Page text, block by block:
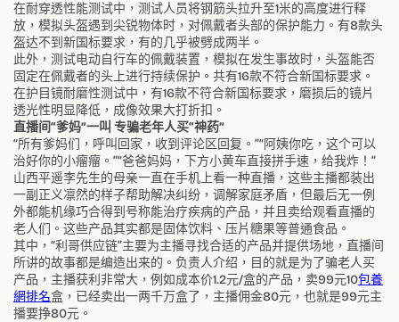
在耐穿透性能测试中，测试人员将钢筋头拉升至1米的高度进行释
放，模拟头盔遇到尖锐物体时，对佩戴者头部的保护能力。有8款头
盔达不到新国标要求，有的几乎被劈成两半。
此外，测试电动自行车的佩戴装置，模拟在发生事故时，头盔能否
固定在佩戴者的头上进行持续保护。共有16款不符合新国标要求。
在护目镜耐磨性测试中，有16款不符合新国标要求，磨损后的镜片
透光性明显降低，成像效果大打折扣。
直播间“爹妈”一叫 专骗老年人买“神药”
“所有爹妈们，呼叫回家，收到评论区回复。”“阿姨你吃，这个可以
治好你的小瘤瘤。”“爸爸妈妈，下方小黄车直接拼手速，给我炸！”
山西平遥李先生的母亲一直在手机上看一种直播，这些主播都装出
一副正义凛然的样子帮助解决纠纷，调解家庭矛盾，但最后无一例
外都能机缘巧合得到号称能治疗疾病的产品，并且卖给观看直播的
老人们。这些产品其实都是固体饮料、压片糖果等普通食品。
其中，“利哥供应链”主要为主播寻找合适的产品并提供场地，直播间
所讲的故事都是编造出来的。负责人介绍，目的就是为了骗老人买
产品，主播获利非常大，例如成本价1.2元/盒的产品，卖99元10包養
網排名盒，已经卖出一两千万盒了，主播佣金80元，也就是99元主
播要挣80元。